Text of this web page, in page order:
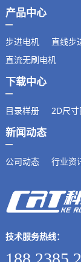
产品中心
步进电机 直线步
直流无刷电机
下载中心
目录样册 2D尺寸
新闻动态
公司动态 行业资
技术服务热线：